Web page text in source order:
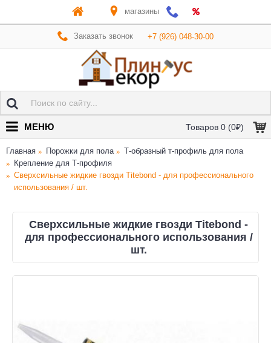
магазины
Заказать звонок +7 (926) 048-30-00
Товаров 0 (0₽)
МЕНЮ
Главная Порожки для пола
Т-образный т-профиль для пола
Крепление для Т-профиля
Сверхсильные жидкие гвозди Titebond - для профессионального
использования / шт.
Сверхсильные жидкие гвозди Titebond -
для профессионального использования /
шт.